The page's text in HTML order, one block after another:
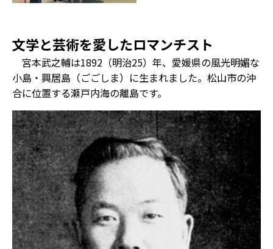
文学と芸術を愛したロマンチスト
宮本武之輔は1892（明治25）年、愛媛県の風光明媚な
小島・興居島（ごごしま）に生まれました。松山市の沖
合に位置する瀬戸内海の離島です。